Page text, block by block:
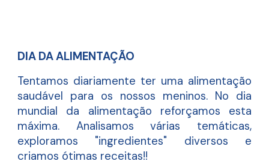
DIA DA ALIMENTAÇÃO
Tentamos diariamente ter uma alimentação
saudável para os nossos meninos. No dia
mundial da alimentação reforçamos esta
máxima. Analisamos várias temáticas,
exploramos "ingredientes" diversos e
criamos ótimas receitas!!